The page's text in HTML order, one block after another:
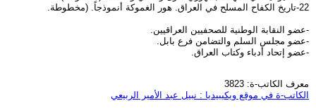
22-تاريخ الكفاح المسلح في العراق. هور الغموكة أنموذجاً. (مخطوطة.
-عضو النقابة الوطنية للصحفيين العراقيين.
-عضو مجلس السلم والتضامن فرع بابل.
-عضو إتحاد أدباء وكتاب العراق.
معرف الكاتب-ة: 3823
الكاتب-ة في موقع ويكيبيديا : نبيل عبد الأمير الربيعي